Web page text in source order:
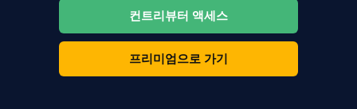
컨트리뷰터 액세스
프리미엄으로 가기